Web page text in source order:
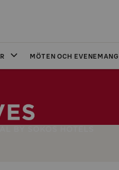
MÖTEN OCH EVENEMANG